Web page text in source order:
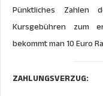
Pünktliches
Kursgebühren zum
bekommt man 10 Euro
ZAHLUNGSVERZUG: